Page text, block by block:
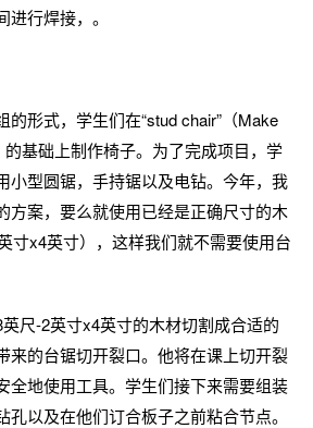
行焊接，。
的形式，学生们在“stud chair”（Make
基础上制作椅子。为了完成项目，学
小型圆锯，手持锯以及电钻。今年，我
方案，要么就使用已经是正确尺寸的木
寸x4英寸），这样我们就不需要使用台
尺-2英寸x4英寸的木材切割成合适的
来的台锯切开裂口。他将在课上切开裂
全地使用工具。学生们接下来需要组装
以及在他们订合板子之前粘合节点。